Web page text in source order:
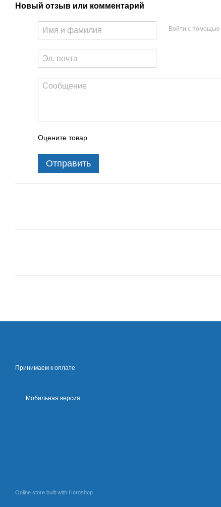
Новый отзыв или комментарий
Войти с помощью
Оцените товар
Отправить
Принимаем к оплате
Мобильная версия
Online store built with Horoshop